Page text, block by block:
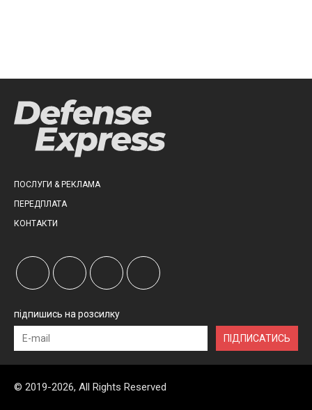
ПОСЛУГИ & РЕКЛАМА
ПЕРЕДПЛАТА
КОНТАКТИ
підпишись на розсилку
ПІДПИСАТИСЬ
© 2019-2026, All Rights Reserved